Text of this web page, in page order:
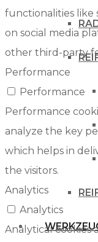
functionalities like
on social media
other third-party
Performance
Performance
Performance
analyze the key
which helps in
the visitors.
Analytics
Analytics
Analytical cookies